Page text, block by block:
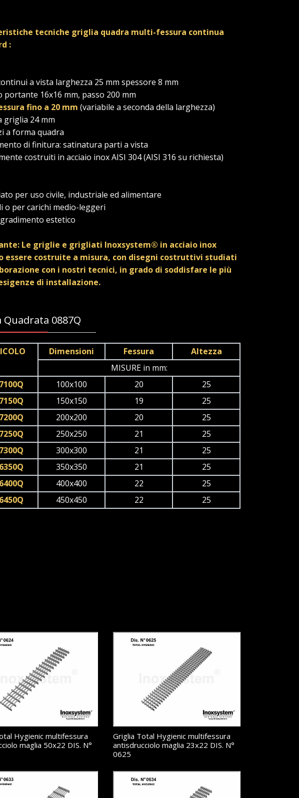
tecniche griglia quadra multi-fessura continua
:
a vista larghezza 25 mm spessore 8 mm
portante 16x16 mm, passo 200 mm
fino a 20 mm (variabile a seconda della larghezza)
griglia 24 mm
a forma quadra
di finitura: satinatura parti a vista
costruiti in acciaio inox AISI 304 (AISI 316 su richiesta)
per uso civile, industriale ed alimentare
o per carichi medio-leggeri
estetico
Le griglie e grigliati Inoxsystem® in acciaio inox
essere costruite a misura, con disegni costruttivi studiati
con i nostri tecnici, in grado di soddisfare le più
di installazione.
Quadrata 0887Q
Dimensioni Fessura
Altezza
MISURE in mm:
100x100 20
25
150x150 19
25
200x200 20
25
250x250 21
25
300x300 21
25
350x350 21
25
400x400 22
25
450x450 22 25
Hygienic multifessura
maglia 50x22 DIS. N°
Griglia Total Hygienic multifessura
antisdrucciolo maglia 23x22 DIS. N°
0625